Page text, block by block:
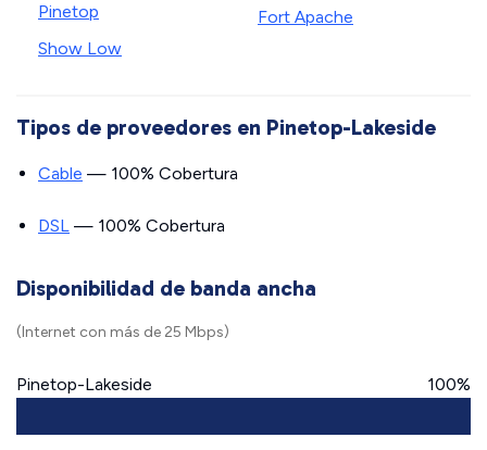
Pinetop
Show Low
Fort Apache
Tipos de proveedores en Pinetop-Lakeside
Cable — 100% Cobertura
DSL — 100% Cobertura
Disponibilidad de banda ancha
(Internet con más de 25 Mbps)
Pinetop-Lakeside 100%